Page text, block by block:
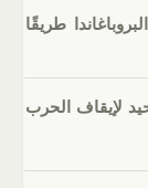
طريقًا
لإيقاف الحرب